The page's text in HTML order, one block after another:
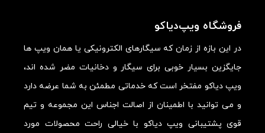
فروشگاه ویپ‌دیاکو
در این بازه از زمان که سیگارهای الکترونیکی یا همان ویپ ها
جایگزین بسیار خوبی برای سیگار و دخانیات مضر شده اند،
ویپ دیاکو مفتخر است که خدماتی مطمئن به شما عرضه دارد
و می توانید با اطمینان از اصالت اجناس این مجموعه و تیم
قوی پشتیبانی ویپ دیاکو با خیالی راحت محصولات مورد